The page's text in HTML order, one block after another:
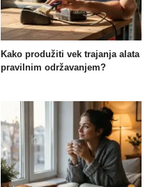
Kako produžiti vek trajanja alata
pravilnim održavanjem?